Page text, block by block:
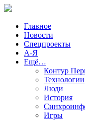
Главное
Новости
Спецпроекты
А-Я
Ещё…
Контур
Технологии
Люди
История
Игры